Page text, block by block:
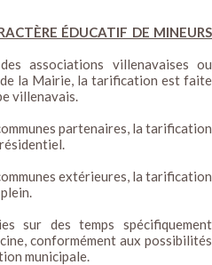
ÉDUCATIF DE MINEURS
associations villenavaises ou
la Mairie, la tarification est faite
villenavais.
partenaires, la tarification
extérieures, la tarification
sur des temps spécifiquement
conformément aux possibilités
municipale.